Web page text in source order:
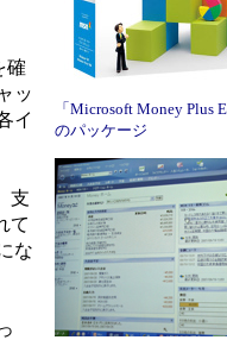
「Microsoft Money Plus
のパッケージ
確
ッ
イ
支
て
な